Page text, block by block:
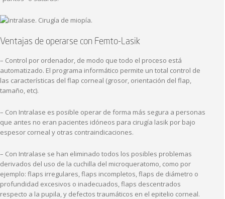
Ventajas de operarse con Femto-Lasik
– Control por ordenador, de modo que todo el proceso está
automatizado. El programa informático permite un total control de
las características del flap corneal (grosor, orientación del flap,
tamaño, etc).
– Con Intralase es posible operar de forma más segura a personas
que antes no eran pacientes idóneos para cirugía lasik por bajo
espesor corneal y otras contraindicaciones.
– Con Intralase se han eliminado todos los posibles problemas
derivados del uso de la cuchilla del microqueratomo, como por
ejemplo: flaps irregulares, flaps incompletos, flaps de diámetro o
profundidad excesivos o inadecuados, flaps descentrados
respecto a la pupila, y defectos traumáticos en el epitelio corneal.